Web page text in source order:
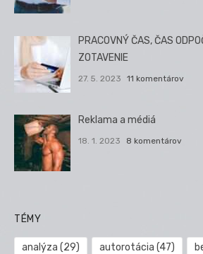
PRACOVNÝ ČAS, ČAS
ZOTAVENIE
27. 5. 2023 11 komentárov
Reklama a médiá
18. 1. 2023 8 komentárov
TÉMY
analýza (29) autorotácia (47)